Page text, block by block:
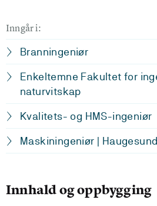
Inngår i:
Branningeniør
Enkeltemne Fakultet for
naturvitskap
Kvalitets- og HMS-ingeniør
Maskiningeniør | Haugesund
Innhald og oppbygging